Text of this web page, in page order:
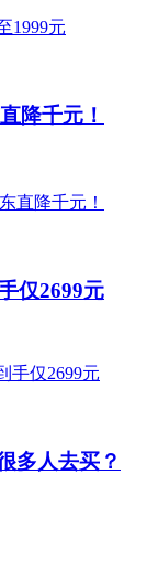
降千元！
仅2699元
多人去买？